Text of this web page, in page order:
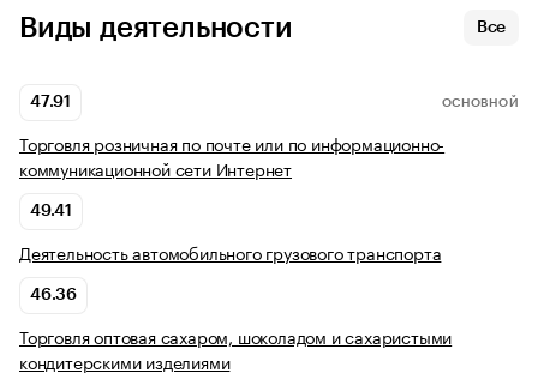
Виды деятельности Все
47.91 ОСНОВНОЙ
Торговля розничная по почте или по информационно-
коммуникационной сети Интернет
49.41
Деятельность автомобильного грузового транспорта
46.36
Торговля оптовая сахаром, шоколадом и сахаристыми
кондитерскими изделиями